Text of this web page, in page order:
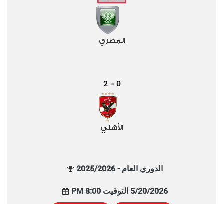
المصري
0
-
2
الأهلي
الدوري العام - 2025/2026
5/20/2026 التوقيت 8:00 PM